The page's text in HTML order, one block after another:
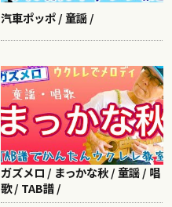
汽車ポッポ / 童謡 /
ガズメロ / まっかな秋 / 童謡 / 唱
歌 / TAB譜 /